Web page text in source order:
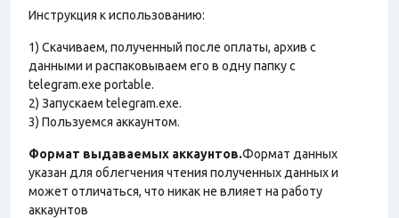
Инструкция к использованию:
1) Скачиваем, полученный после оплаты, архив с
данными и распаковываем его в одну папку с
telegram.exe portable.
2) Запускаем telegram.exe.
3) Пользуемся аккаунтом.
Формат выдаваемых аккаунтов.Формат данных
указан для облегчения чтения полученных данных и
может отличаться, что никак не влияет на работу
аккаунтов